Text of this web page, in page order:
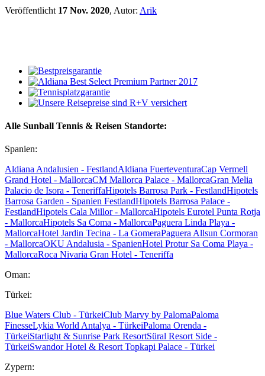
Veröffentlicht 17 Nov. 2020, Autor: Arik
Alle Sunball Tennis & Reisen Standorte:
Spanien:
Aldiana Andalusien - FestlandAldiana FuerteventuraCap Vermell
Grand Hotel - MallorcaCM Mallorca Palace - MallorcaGran Melia
Palacio de Isora - TeneriffaHipotels Barrosa Park - FestlandHipotels
Barrosa Garden - Spanien FestlandHipotels Barrosa Palace -
FestlandHipotels Cala Millor - MallorcaHipotels Eurotel Punta Rotja
- MallorcaHipotels Sa Coma - MallorcaPaguera Linda Playa -
MallorcaHotel Jardin Tecina - La GomeraPaguera Allsun Cormoran
- MallorcaOKU Andalusia - SpanienHotel Protur Sa Coma Playa -
MallorcaRoca Nivaria Gran Hotel - Teneriffa
Oman:
Türkei:
Blue Waters Club - TürkeiClub Marvy by PalomaPaloma
FinesseLykia World Antalya - TürkeiPaloma Orenda -
TürkeiStarlight & Sunrise Park ResortSüral Resort Side -
TürkeiSwandor Hotel & Resort Topkapi Palace - Türkei
Zypern: